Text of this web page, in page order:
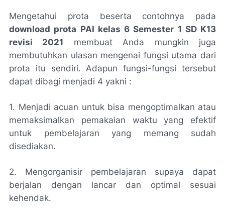
Mengetahui prota beserta contohnya pada
download prota PAI kelas 6 Semester 1 SD K13
revisi 2021 membuat Anda mungkin juga
membutuhkan ulasan mengenai fungsi utama dari
prota itu sendiri. Adapun fungsi-fungsi tersebut
dapat dibagi menjadi 4 yakni :
1. Menjadi acuan untuk bisa mengoptimalkan atau
memaksimalkan pemakaian waktu yang efektif
untuk pembelajaran yang memang sudah
disediakan.
2. Mengorganisir pembelajaran supaya dapat
berjalan dengan lancar dan optimal sesuai
kehendak.